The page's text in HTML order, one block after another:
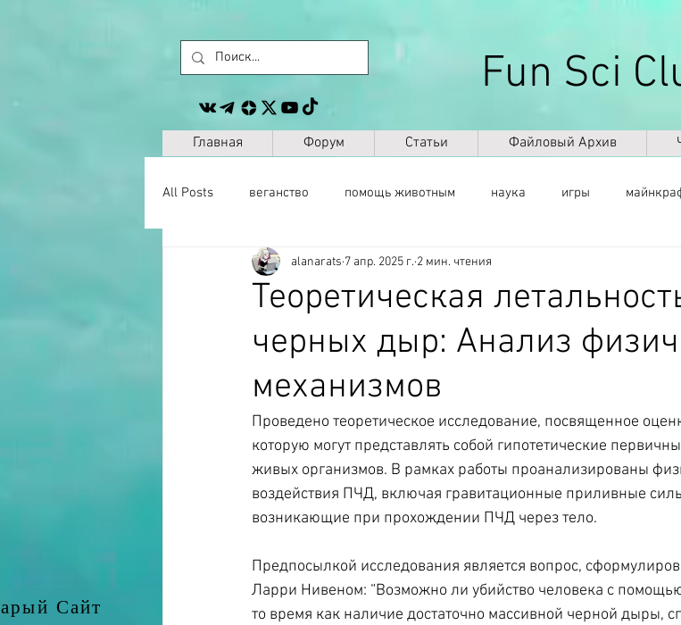
Fun Sci
Главная Форум Статьи Файловый Архив
All Posts веганство помощь животным наука игры
животные сайт другое саморазвитие
антропология космос география палеонтология
Теоретическая
черных дыр: Анализ
механизмов
alanarats 7 апр. 2025 г. 2 мин. чтения
Проведено теоретическое исследование, посвященное
которую могут представлять собой гипотетические
живых организмов. В рамках работы проанализированы
воздействия ПЧД, включая гравитационные приливные
возникающие при прохождении ПЧД через тело.
Предпосылкой исследования является вопрос,
Ларри Нивеном: “Возможно ли убийство человека с
то время как наличие достаточно массивной черной дыры,
Сайт